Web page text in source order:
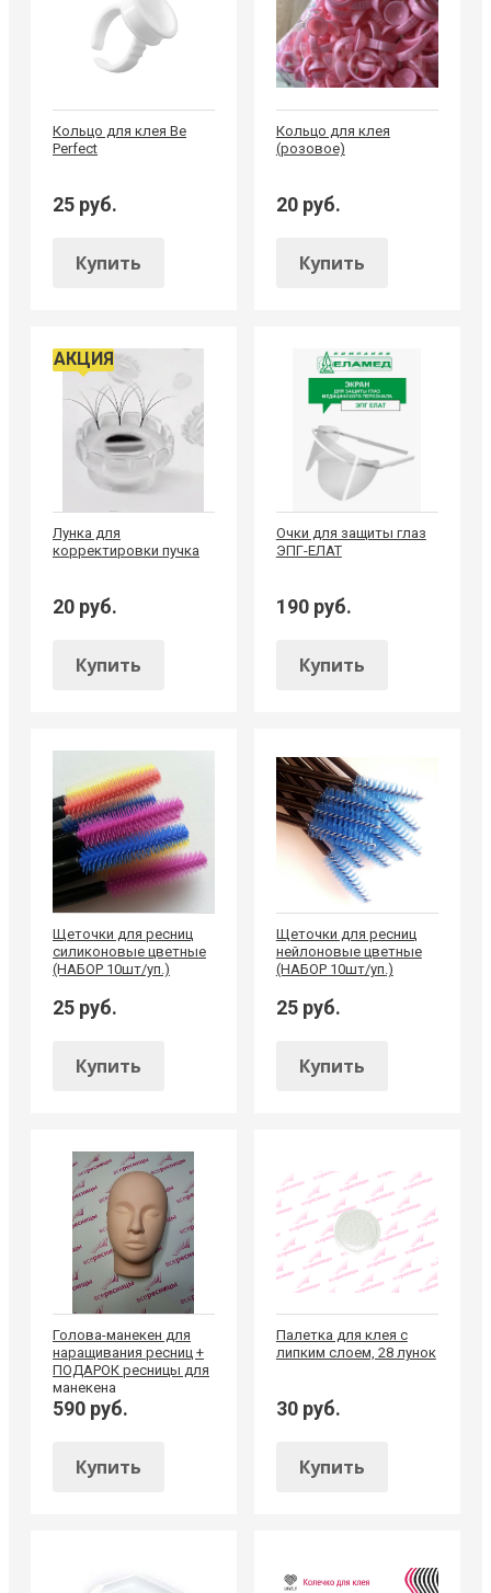
Кольцо для клея Be
Perfect
25 руб.
Купить
Кольцо для клея
(розовое)
20 руб.
Купить
АКЦИЯ
Лунка для
корректировки пучка
20 руб.
Купить
Очки для защиты глаз
ЭПГ-ЕЛАТ
190 руб.
Купить
Щеточки для ресниц
силиконовые цветные
(НАБОР 10шт/уп.)
25 руб.
Купить
Щеточки для ресниц
нейлоновые цветные
(НАБОР 10шт/уп.)
25 руб.
Купить
Голова-манекен для
наращивания ресниц +
ПОДАРОК ресницы для
манекена
590 руб.
Купить
Палетка для клея с
липким слоем, 28 лунок
30 руб.
Купить